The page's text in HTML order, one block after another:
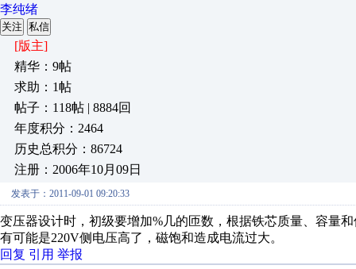
李纯绪
关注 私信
[版主]
精华：9帖
求助：1帖
帖子：118帖 | 8884回
年度积分：2464
历史总积分：86724
注册：2006年10月09日
发表于：2011-09-01 09:20:33
变压器设计时，初级要增加%几的匝数，根据铁芯质量、容量
有可能是220V侧电压高了，磁饱和造成电流过大。
回复 引用 举报